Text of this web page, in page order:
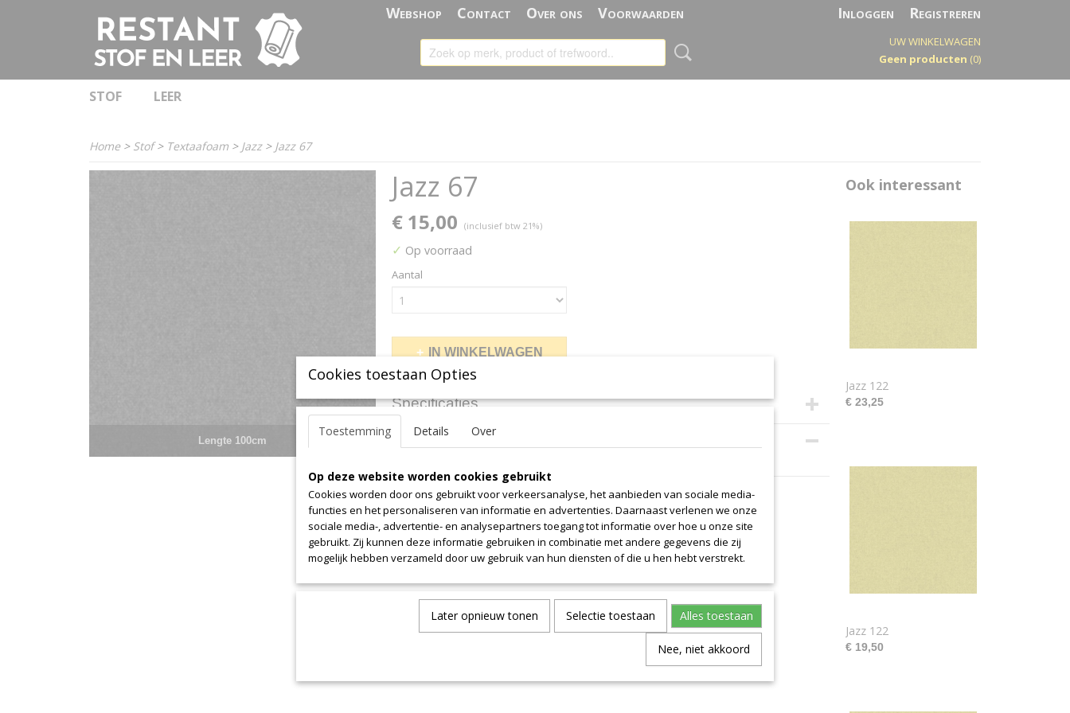
Webshop Contact Over ons Voorwaarden Inloggen Registreren
UW WINKELWAGEN
Geen producten (0)
STOF LEER
Home> Stof> Textaafoam > Jazz> Jazz 67
Lengte 100cm
Jazz 67
€ 15,00 (inclusief btw 21%)
✓ Op voorraad
Aantal
IN WINKELWAGEN
Specificaties
Productcode leverancier
Afmetingen (l,b,h)
100 x 140 x 0 cm
Omschrijving
Ook interessant
Jazz 122
€ 23,25
Jazz 122
€ 19,50
Cookies toestaan Opties
Toestemming Details Over
Op deze website worden cookies gebruikt
Cookies worden door ons gebruikt voor verkeersanalyse, het aanbieden van sociale media-
functies en het personaliseren van informatie en advertenties. Daarnaast verlenen we onze
sociale media-, advertentie- en analysepartners toegang tot informatie over hoe u onze site
gebruikt. Zij kunnen deze informatie gebruiken in combinatie met andere gegevens die zij
mogelijk hebben verzameld door uw gebruik van hun diensten of die u hen hebt verstrekt.
Later opnieuw tonen Selectie toestaan Alles toestaan
Nee, niet akkoord